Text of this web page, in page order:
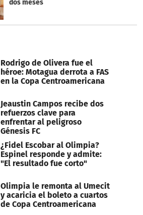
dos meses
Rodrigo de Olivera fue el
héroe: Motagua derrota a FAS
en la Copa Centroamericana
Jeaustin Campos recibe dos
refuerzos clave para
enfrentar al peligroso
Génesis FC
¿Fidel Escobar al Olimpia?
Espinel responde y admite:
"El resultado fue corto"
Olimpia le remonta al Umecit
y acaricia el boleto a cuartos
de Copa Centroamericana